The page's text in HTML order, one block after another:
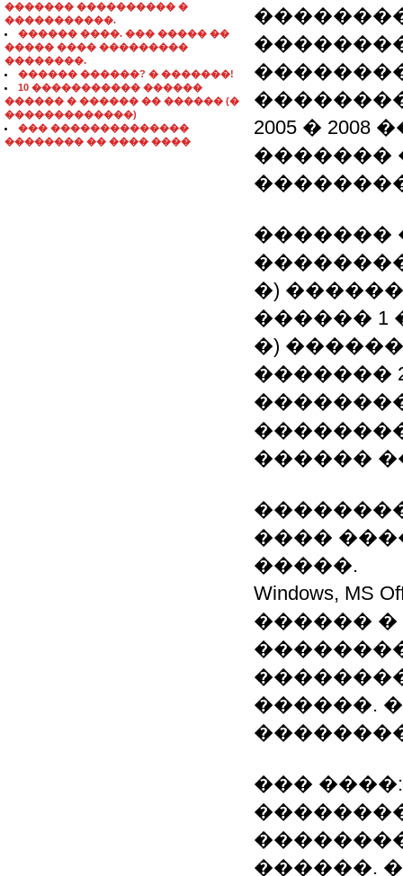
������� ���������� �
�����������.
������ ����. ��� ����� ��
����� ���� ���������
��������.
������ ������? � �������!
10 ����������� ������
������ � ������ �� ������ (�
�������������)
��� ��������������
�������� �� ���� ����
2005 �
�������
�������
�)
������ 1
�)
�������
������
����
�����.
Windows,
������
������.
���
������.